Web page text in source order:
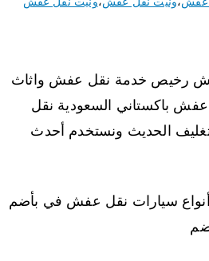
رخيص خدمة نقل عفش واثاث
باكستاني السعودية نقل
الحديث ونستخدم أحدث
أنواع سيارات نقل عفش في بأضم